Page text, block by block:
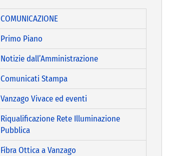
COMUNICAZIONE
Primo Piano
Notizie dall’Amministrazione
Comunicati Stampa
Vanzago Vivace ed eventi
Riqualificazione Rete Illuminazione
Pubblica
Fibra Ottica a Vanzago